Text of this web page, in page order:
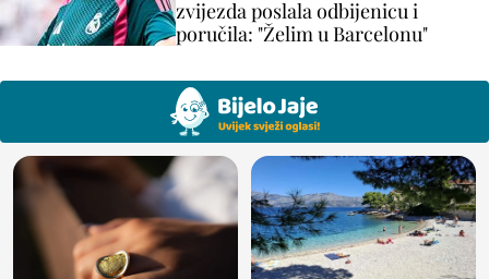
zvijezda poslala odbijenicu i
poručila: "Želim u Barcelonu"